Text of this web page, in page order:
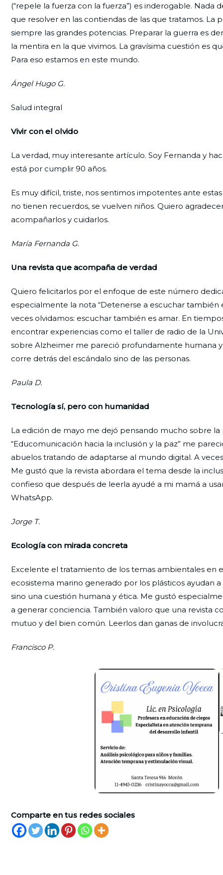
(“repele la fuerza con la fuerza”) es inderogable.
que resolver en las contiendas de las que tratamos. La
siempre las grandes potencias. Preparar la guerra es
la mentira en la que vivimos. La gravísima cuestión es
Para eso estamos en este mundo.
Ángel Hugo G.
Salud integral
Vivir con el olvido
La verdad, muy interesante artículo. Soy Fernanda y
está por cumplir 90 años.
Es muy difícil, triste, nos sentimos impotentes ante
no tienen recuerdos, se vuelven niños. Quiero
acompañarlos y cuidarlos.
María Fernanda G.
Una revista que acompaña de verdad
Quiero felicitarlos por el enfoque de este número
especialmente la nota “Detenerse a escuchar
veces olvidamos: escuchar también es amar. En
encontrar experiencias como el taller de radio de la
sobre Alzheimer me pareció profundamente humana
corre detrás del escándalo sino de las personas.
Paula D.
Tecnología sí, pero con humanidad
La edición de mayo me dejó pensando mucho sobre
“Educomunicación hacia la inclusión y la paz” me
abuelos tratando de adaptarse al mundo digital. A
Me gustó que la revista abordara el tema desde la
confieso que después de leerla ayudé a mi mamá a
WhatsApp.
Jorge T.
Ecología con mirada concreta
Excelente el tratamiento de los temas ambientales en
ecosistema marino generado por los plásticos ayudan
sino una cuestión humana y ética. Me gustó
a generar conciencia. También valoro que una revista
mutuo y del bien común. Leerlos dan ganas de
Francisco P.
Comparte en tus redes sociales